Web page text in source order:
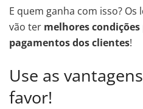
E quem ganha com isso?
vão ter melhores
pagamentos dos clientes!
Use as
favor!